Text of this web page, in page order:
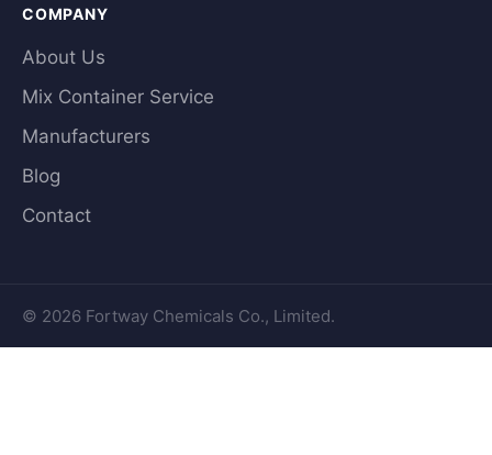
COMPANY
About Us
Mix Container Service
Manufacturers
Blog
Contact
© 2026 Fortway Chemicals Co., Limited.